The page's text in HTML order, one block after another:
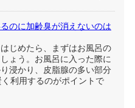
のに加齢臭が消えないのは
じめたら、まずはお風呂の
ょう。お風呂に入った際に
浸かり、皮脂腺の多い部分
利用するのがポイントで